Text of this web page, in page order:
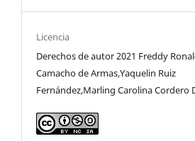
Licencia
Derechos de autor 2021 Freddy
Camacho de Armas,Yaquelin Ruiz
Fernández,Marling Carolina Cordero